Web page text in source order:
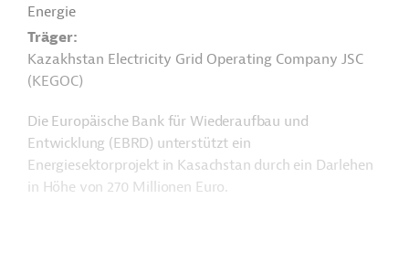
Energie
Träger
Kazakhstan Electricity Grid Operating Company JSC
(KEGOC)
Die Europäische Bank für Wiederaufbau und
Entwicklung (EBRD) unterstützt ein
Energiesektorprojekt in Kasachstan durch ein Darlehen
in Höhe von 270 Millionen Euro.